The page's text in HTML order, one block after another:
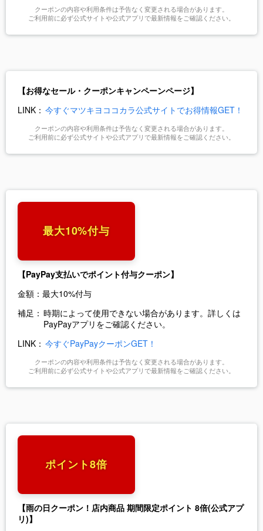
クーポンの内容や利用条件は予告なく変更される場合があります。
ご利用前に必ず公式サイトや公式アプリで最新情報をご確認ください。
【お得なセール・クーポンキャンペーンページ】
LINK： 今すぐマツキヨココカラ公式サイトでお得情報GET！
クーポンの内容や利用条件は予告なく変更される場合があります。
ご利用前に必ず公式サイトや公式アプリで最新情報をご確認ください。
最大10%付与
【PayPay支払いでポイント付与クーポン】
金額： 最大10%付与
補足： 時期によって使用できない場合があります。詳しくは
PayPayアプリをご確認ください。
LINK： 今すぐPayPayクーポンGET！
クーポンの内容や利用条件は予告なく変更される場合があります。
ご利用前に必ず公式サイトや公式アプリで最新情報をご確認ください。
ポイント8倍
【雨の日クーポン！店内商品 期間限定ポイント 8倍(公式アプ
リ)】